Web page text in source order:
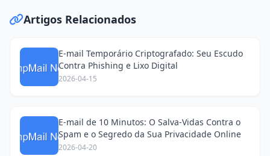
Artigos Relacionados
E-mail Temporário Criptografado: Seu Escudo
Contra Phishing e Lixo Digital
2026-04-15
E-mail de 10 Minutos: O Salva-Vidas Contra o
Spam e o Segredo da Sua Privacidade Online
2026-04-20